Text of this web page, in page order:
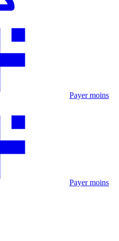
Payer moins
Payer moins